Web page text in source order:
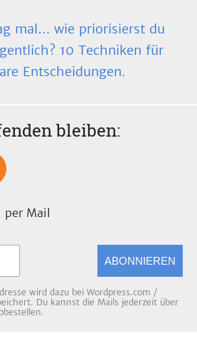
mal… wie priorisierst du
10 Techniken für
Entscheidungen.
bleiben:
Mail
ABONNIEREN
wird dazu bei Wordpress.com /
Du kannst die Mails jederzeit über